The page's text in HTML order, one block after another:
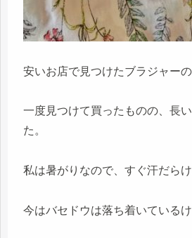
安いお店で見つけたブラジャーの
一度見つけて買ったものの、長
た。
私は暑がりなので、すぐ汗だらけ
今はバセドウは落ち着いているけ